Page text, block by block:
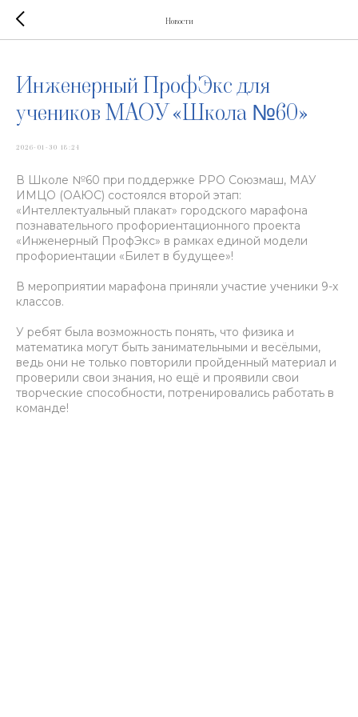
Новости
Инженерный ПрофЭкс для
учеников МАОУ «Школа №60»
2026-01-30 18:24
В Школе №60 при поддержке РРО Союзмаш, МАУ
ИМЦО (ОАЮС) состоялся второй этап:
«Интеллектуальный плакат» городского марафона
познавательного профориентационного проекта
«Инженерный ПрофЭкс» в рамках единой модели
профориентации «Билет в будущее»!
В мероприятии марафона приняли участие ученики 9-х
классов.
У ребят была возможность понять, что физика и
математика могут быть занимательными и весёлыми,
ведь они не только повторили пройденный материал и
проверили свои знания, но ещё и проявили свои
творческие способности, потренировались работать в
команде!